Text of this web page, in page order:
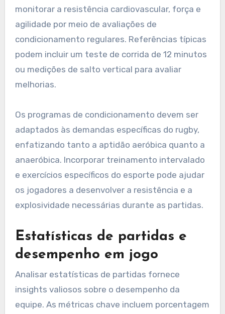
monitorar a resistência cardiovascular, força e
agilidade por meio de avaliações de
condicionamento regulares. Referências típicas
podem incluir um teste de corrida de 12 minutos
ou medições de salto vertical para avaliar
melhorias.
Os programas de condicionamento devem ser
adaptados às demandas específicas do rugby,
enfatizando tanto a aptidão aeróbica quanto a
anaeróbica. Incorporar treinamento intervalado
e exercícios específicos do esporte pode ajudar
os jogadores a desenvolver a resistência e a
explosividade necessárias durante as partidas.
Estatísticas de partidas e
desempenho em jogo
Analisar estatísticas de partidas fornece
insights valiosos sobre o desempenho da
equipe. As métricas chave incluem porcentagem